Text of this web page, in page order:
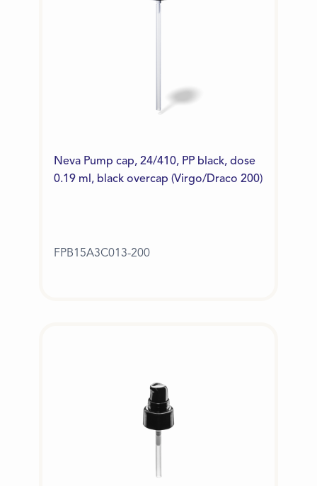
Neva Pump cap, 24/410, PP black, dose
0.19 ml, black overcap (Virgo/Draco 200)
FPB15A3C013-200